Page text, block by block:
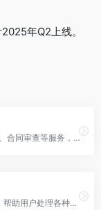
年Q2上线。
百度旗下的法律AI助手，提供智能法律咨询、合同审查等服务，帮助用户解决法律问题，提升法律服务效率。
DoNotPay 是一个 AI 驱动的法律服务平台，帮助用户处理各种法律问题。